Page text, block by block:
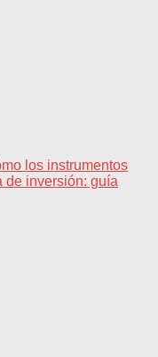
los instrumentos
de inversión: guía